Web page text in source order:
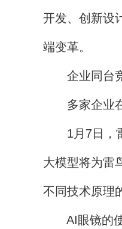
开发、创新设
端变革。
企业同台
多家企业在
1月7日，雷
大模型将为雷
不同技术原理
AI眼镜的使